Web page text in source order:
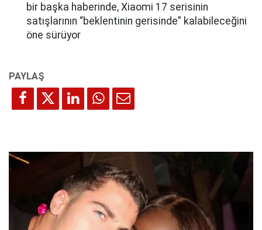
bir başka haberinde, Xiaomi 17 serisinin
satışlarının “beklentinin gerisinde” kalabileceğini
öne sürüyor